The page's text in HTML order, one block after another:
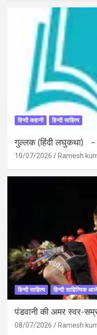
हिन्दी कहानी हिन्दी साहित्य
गुल्लक (हिंदी लघुकथा) –
10/07/2026 Ramesh
हिन्दी साहित्य हिन्दी साहित्यिक
पंडवानी की अमर स्वर-
08/07/2026 Ramesh